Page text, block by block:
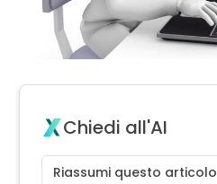
Chiedi all'AI
Riassumi questo articolo